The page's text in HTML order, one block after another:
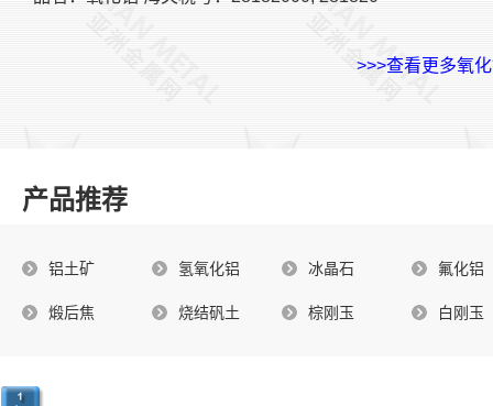
>>>查看更多氧
产品推荐
铝土矿 氢氧化铝 冰晶石 氟化铝
煅后焦 烧结矾土 棕刚玉 白刚玉